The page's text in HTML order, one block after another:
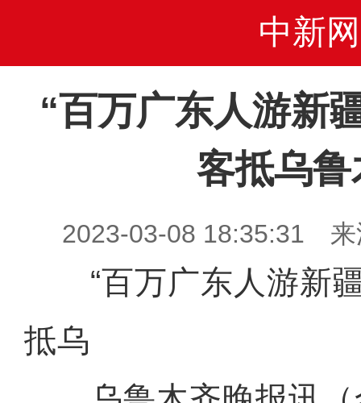
中新网
“百万广东人游新
客抵乌鲁
2023-03-08 18:35:31 来
“百万广东人游新疆
抵乌